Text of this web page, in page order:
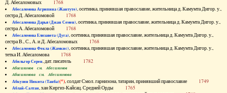
Д. Абесаломовых 1768
Абесаломова Агрипина (Жантуте), осетинка, принявшая православие, жительница д. Камумта Дигор. у.,
сестра Д. Абесаломовой 1768
Абесаломова Дарья (Джан Семен), осетинка, принявшая православие, жительница д. Камумта Дигор. у.,
сестра А. Абесаломовой 1768
Абесаломова Елизавета (Дуга), осетинка, принявшая православие, жительница д. Камумта Дигор. у.,
сестра В., С., А. и Д. Абесаломовых 1768
Абесаломова Фекла (Жамкис), осетинка, принявшая православие, жительница д. Камумта Дигор. у.,
тетка И. Абесаломова 1768
Абильгор Серен, дат. писатель 1782
Абисаломов см. Абесаломов
Абисаломова см. Абесаломова
Абкузин Никита (Танба)(*), солдат Смол. гарнизона, татарин, принявший православие 1749
Аблай-Салтан, хан Киргиз-Кайсац. Средней Орды 1765